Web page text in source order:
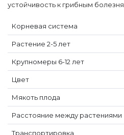
устойчивость к грибным
Корневая система
Растение 2-5 лет
Крупномеры 6-12 лет
Цвет
Мякоть плода
Расстояние между растениями
Транспортировка